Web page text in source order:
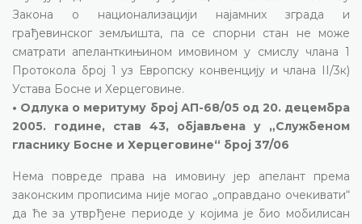
Закона о национализацији најамних зграда и
грађевинског земљишта, па се спорни стан не може
сматрати апеланткињином имовином у смислу члана 1
Протокола број 1 уз Европску конвенцију и члана II/3к)
Устава Босне и Херцеговине.
• Одлука о меритуму број АП-68/05 од 20. децембра
2005. године, став 43, објављена у „Службеном
гласнику Босне и Херцеговине“ број 37/06
Нема повреде права на имовину јер апелант према
законским прописима није могао „оправдано очекивати“
да ће за утврђене периоде у којима је био мобилисан